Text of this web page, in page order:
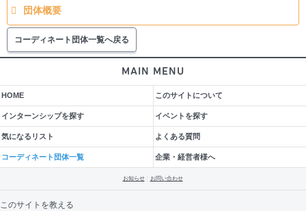
団体概要
コーディネート団体一覧へ戻る
MAIN MENU
HOME このサイトについて
インターンシップを探す イベントを探す
気になるリスト よくある質問
コーディネート団体一覧 企業・経営者様へ
お知らせ お問い合わせ
このサイトを教える